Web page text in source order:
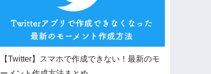
【Twitter】スマホで作成できない！最新のモ